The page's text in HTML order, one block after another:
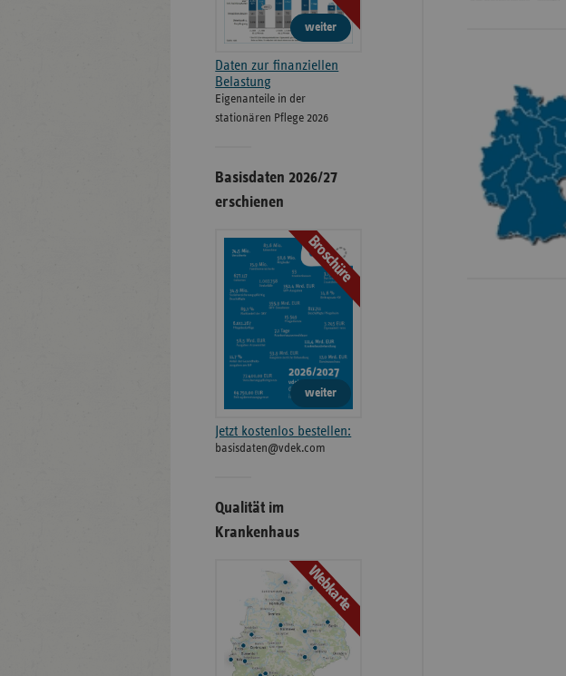
weiter
Daten zur finanziellen
Belastung
Eigenanteile in der
stationären Pflege 2026
Basisdaten 2026/27
erschienen
Broschüre
weiter
Jetzt kostenlos bestellen:
basisdaten@vdek.com
Qualität im
Krankenhaus
Webkarte